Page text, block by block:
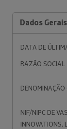
Dados
DATA DE
RAZÃO SOCIAL
DENOMINAÇÃO
NIF/NIPC DE
INNOVATIONS,